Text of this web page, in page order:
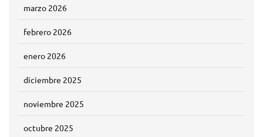
marzo 2026
febrero 2026
enero 2026
diciembre 2025
noviembre 2025
octubre 2025